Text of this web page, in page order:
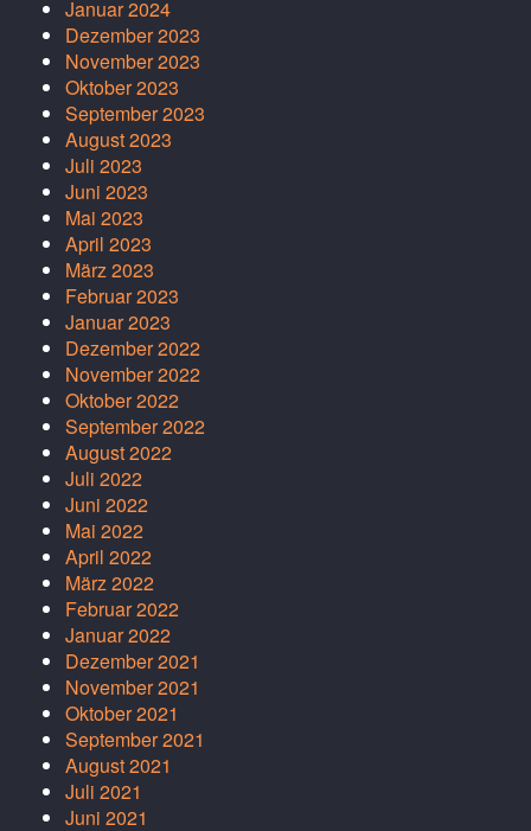
Januar 2024
Dezember 2023
November 2023
Oktober 2023
September 2023
August 2023
Juli 2023
Juni 2023
Mai 2023
April 2023
März 2023
Februar 2023
Januar 2023
Dezember 2022
November 2022
Oktober 2022
September 2022
August 2022
Juli 2022
Juni 2022
Mai 2022
April 2022
März 2022
Februar 2022
Januar 2022
Dezember 2021
November 2021
Oktober 2021
September 2021
August 2021
Juli 2021
Juni 2021